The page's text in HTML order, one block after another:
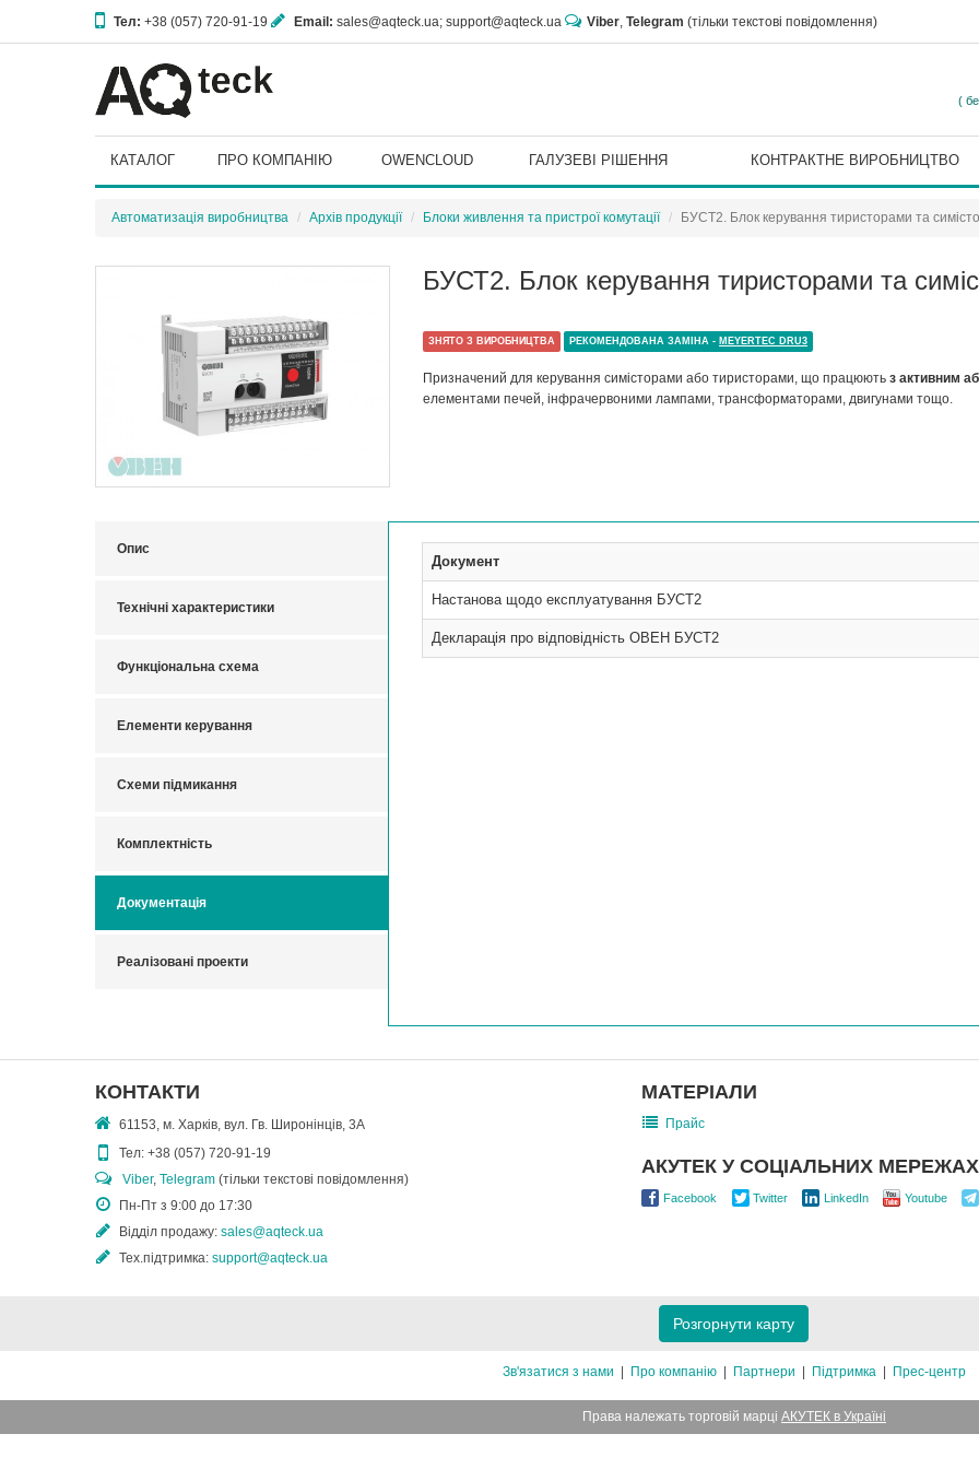
Тел: +38 (057) 720-91-19 Email: sales@aqteck.ua; support@aqteck.ua Viber, Telegram (тільки текстові повідомлення)
61153, м. Харків, вул. Гвардійців Широнінців, 3А
(
КАТАЛОГ ПРО КОМПАНІЮ OWENCLOUD ГАЛУЗЕВІ РІШЕННЯ КОНТРАКТНЕ ВИРОБНИЦТВО
Автоматизація виробництва Архів продукції Блоки живлення та пристрої комутації БУСТ2. Блок керування тиристорами та
БУСТ2. Блок керування тиристорами та
ЗНЯТО З ВИРОБНИЦТВА РЕКОМЕНДОВАНА ЗАМІНА - MEYERTEC DRU3
Призначений для керування симісторами або тиристорами, що працюють з активним
елементами печей, інфрачервоними лампами, трансформаторами, двигунами тощо.
Опис
Технічні характеристики
Функціональна схема
Елементи керування
Схеми підмикання
Комплектність
Документація
Реалізовані проекти
Документ
Настанова щодо експлуатування БУСТ2
Декларація про відповідність ОВЕН БУСТ2
КОНТАКТИ
61153, м. Харків, вул. Гв. Широнінців, 3А
Тел: +38 (057) 720-91-19
Viber, Telegram (тільки текстові повідомлення)
Пн-Пт з 9:00 до 17:30
Відділ продажу: sales@aqteck.ua
Тех.підтримка: support@aqteck.ua
МАТЕРІАЛИ
Прайс
АКУТЕК У СОЦІАЛЬНИХ МЕРЕЖАХ
Facebook Twitter LinkedIn Youtube
Розгорнути карту
Зв'язатися з нами Про компанію Партнери Підтримка Прес-центр
Права належать торговій марці АКУТЕК в Україні